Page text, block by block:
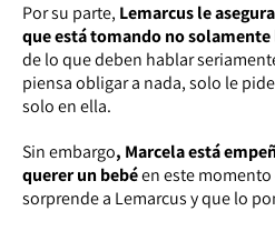
Por su parte, Lemarcus le
que está tomando no
de lo que deben hablar
piensa obligar a nada, solo le
solo en ella.
Sin embargo, Marcela está
querer un bebéen este
sorprende a Lemarcus y que lo